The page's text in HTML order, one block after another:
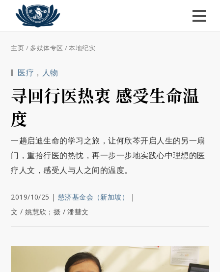
主页 / 多媒体专区 /本地纪实
医疗 ， 人物
寻回行医热衷 感受生命温
度
一趟启迪生命的学习之旅，让何欣芩开启人生的另一扇
门，重拾行医的热忱，再一步一步地实践心中理想的医
疗人文，感受人与人之间的温度。
2019/10/25 | 慈济基金会（新加坡）
|
文 / 姚慧欣；摄 / 潘彗文